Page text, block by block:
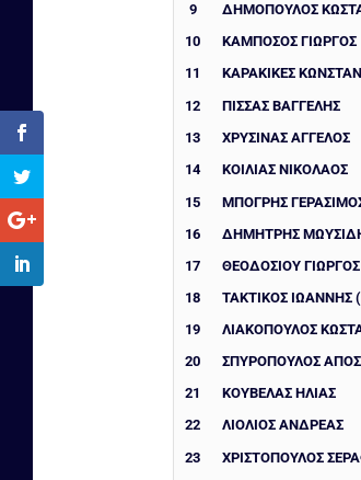
9
ΔΗΜΟΠΟΥΛΟΣ
10
ΚΑΜΠΌΣΟΣ ΓΙΏΡΓΟΣ
11
ΚΑΡΑΚΙΚΕΣ
12
ΠΊΣΣΑΣ ΒΑΓΓΈΛΗΣ
13
ΧΡΥΣΊΝΑΣ ΆΓΓΕΛΟΣ
14
ΚΟΙΛΙΑΣ ΝΙΚΟΛΑΟΣ
15
ΜΠΟΓΡΗΣ
16
ΔΗΜΗΤΡΗΣ
17
ΘΕΟΔΟΣΙΟΥ ΓΙΩΡΓΟΣ
18
ΤΑΚΤΙΚΟΣ ΙΩΑΝΝΗΣ
19
ΛΙΑΚΟΠΟΥΛΟΣ
20
ΣΠΥΡΟΠΟΥΛΟΣ
21
ΚΟΎΒΕΛΑΣ ΗΛΊΑΣ
22
ΛΙΌΛΙΟΣ ΑΝΔΡΈΑΣ
23
ΧΡΙΣΤΌΠΟΥΛΟΣ